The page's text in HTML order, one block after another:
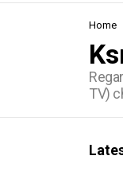
You
Home
TV)